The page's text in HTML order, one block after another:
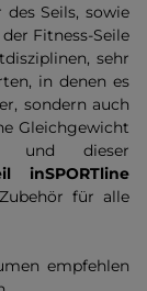
Seils, sowie
Fitness-Seile
sehr
in denen es
sondern auch
Gleichgewicht
und dieser
inSPORTline
für alle
empfehlen